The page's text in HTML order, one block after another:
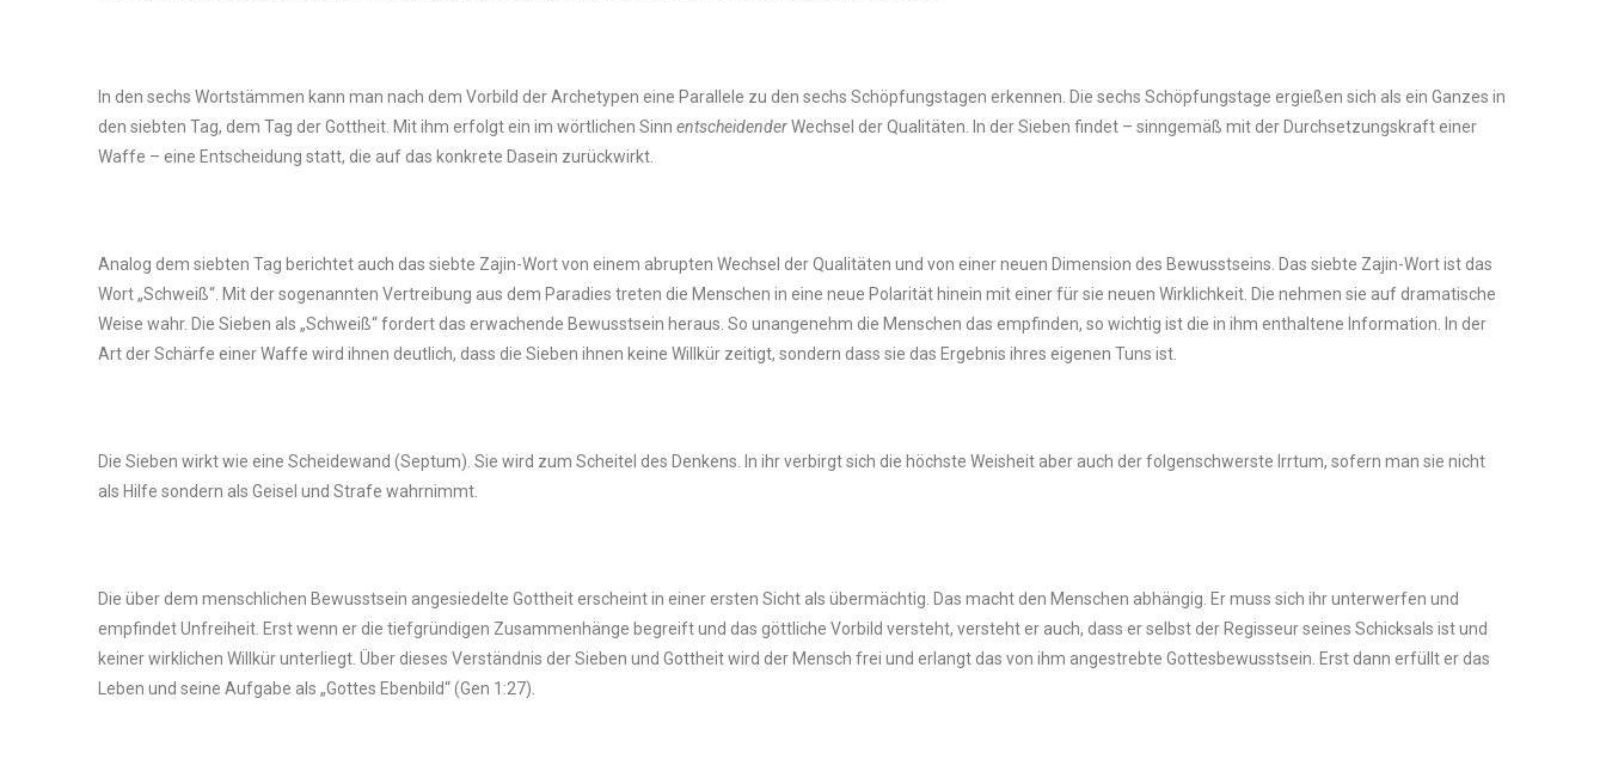
In den sechs Wortstämmen kann man nach dem Vorbild der Archetypen eine Parallele zu den sechs Schöpfungstagen erkennen. Die sechs Schöpfungstage ergießen sich als ein Ganzes in
den siebten Tag, dem Tag der Gottheit. Mit ihm erfolgt ein im wörtlichen Sinn entscheidenderWechsel der Qualitäten. In der Sieben findet – sinngemäß mit der Durchsetzungskraft einer
Waffe – eine Entscheidung statt, die auf das konkrete Dasein zurückwirkt.
Analog dem siebten Tag berichtet auch das siebte Zajin-Wort von einem abrupten Wechsel der Qualitäten und von einer neuen Dimension des Bewusstseins. Das siebte Zajin-Wort ist das
Wort „Schweiß“. Mit der sogenannten Vertreibung aus dem Paradies treten die Menschen in eine neue Polarität hinein mit einer für sie neuen Wirklichkeit. Die nehmen sie auf dramatische
Weise wahr. Die Sieben als „Schweiß“ fordert das erwachende Bewusstsein heraus. So unangenehm die Menschen das empfinden, so wichtig ist die in ihm enthaltene Information. In der
Art der Schärfe einer Waffe wird ihnen deutlich, dass die Sieben ihnen keine Willkür zeitigt, sondern dass sie das Ergebnis ihres eigenen Tuns ist.
Die Sieben wirkt wie eine Scheidewand (Septum). Sie wird zum Scheitel des Denkens. In ihr verbirgt sich die höchste Weisheit aber auch der folgenschwerste Irrtum, sofern man sie nicht
als Hilfe sondern als Geisel und Strafe wahrnimmt.
Die über dem menschlichen Bewusstsein angesiedelte Gottheit erscheint in einer ersten Sicht als übermächtig. Das macht den Menschen abhängig. Er muss sich ihr unterwerfen und
empfindet Unfreiheit. Erst wenn er die tiefgründigen Zusammenhänge begreift und das göttliche Vorbild versteht, versteht er auch, dass er selbst der Regisseur seines Schicksals ist und
keiner wirklichen Willkür unterliegt. Über dieses Verständnis der Sieben und Gottheit wird der Mensch frei und erlangt das von ihm angestrebte Gottesbewusstsein. Erst dann erfüllt er das
Leben und seine Aufgabe als „Gottes Ebenbild“ (Gen 1:27).